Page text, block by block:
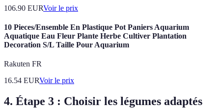
106.90 EURVoir le prix
10 Pieces/Ensemble En Plastique Pot Paniers Aquarium
Aquatique Eau Fleur Plante Herbe Cultiver Plantation
Decoration S/L Taille Pour Aquarium
Rakuten FR
16.54 EURVoir le prix
4. Étape 3 : Choisir les légumes adaptés